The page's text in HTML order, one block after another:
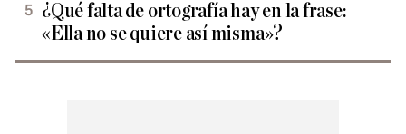
¿Qué falta de ortografía hay en la frase:
«Ella no se quiere así misma»?